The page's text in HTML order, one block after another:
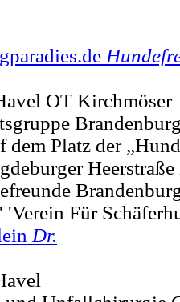
OT Kirchmöser
dem Platz der
Für
Dr.